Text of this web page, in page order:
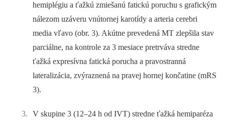
hemiplégiu a ťažkú zmiešanú fatickú poruchu s grafickým
nálezom uzáveru vnútornej karotídy a arteria cerebri
media vľavo (obr. 3). Akútne prevedená MT zlepšila stav
parciálne, na kontrole za 3 mesiace pretrváva stredne
ťažká expresívna fatická porucha a pravostranná
lateralizácia, zvýraznená na pravej hornej končatine (mRS
3).
V skupine 3 (12–24 h od IVT) stredne ťažká hemiparéza